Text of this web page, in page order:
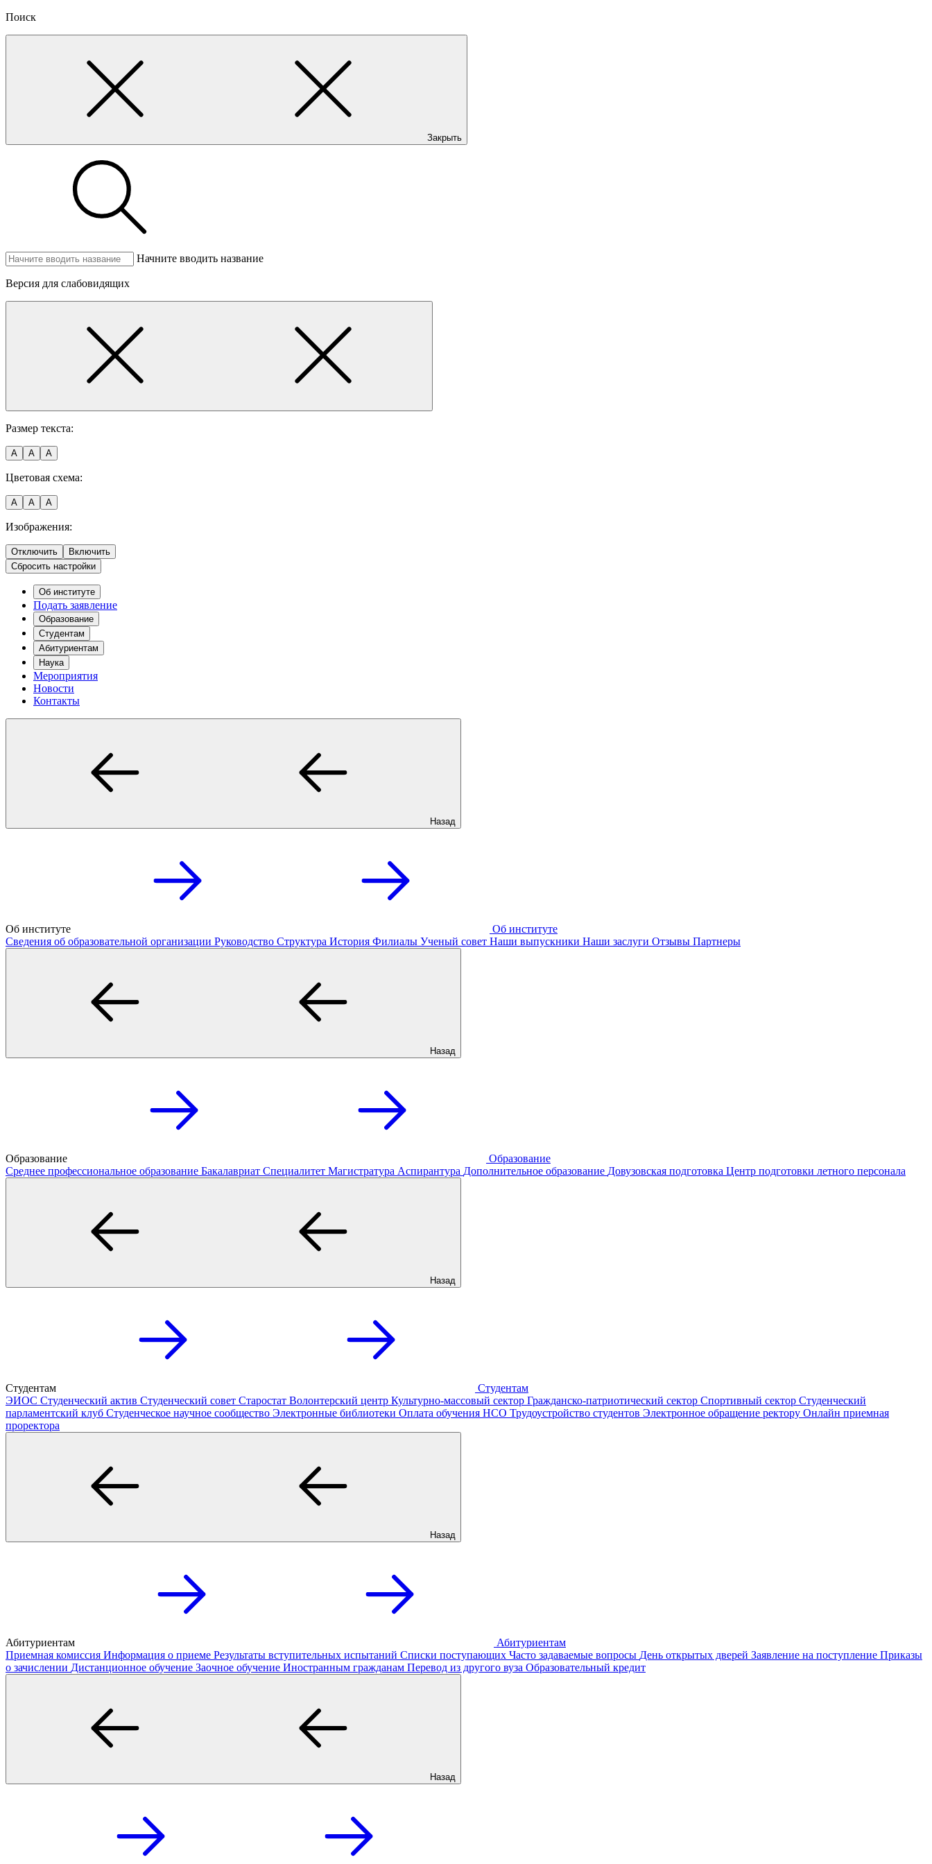
Поиск
Закрыть
Начните вводить название
Версия для слабовидящих
Размер текста:
A A A
Цветовая схема:
A A A
Изображения:
Отключить
Включить
Сбросить настройки
Об институте
Подать заявление
Образование
Студентам
Абитуриентам
Наука
Мероприятия
Новости
Контакты
Назад
Об институте
Об институте
Сведения об образовательной организации Руководство Структура История Филиалы Ученый совет Наши выпускники Наши заслуги Отзывы Партнеры
Назад
Образование
Образование
Среднее профессиональное образование Бакалавриат Специалитет Магистратура Аспирантура Дополнительное образование Довузовская подготовка Центр подготовки летного персонала
Назад
Студентам
Студентам
ЭИОС Студенческий актив Студенческий совет Старостат Волонтерский центр Культурно-массовый сектор Гражданско-патриотический сектор Спортивный сектор Студенческий
парламентский клуб Студенческое научное сообщество Электронные библиотеки Оплата обучения НСО Трудоустройство студентов Электронное обращение ректору Онлайн приемная
проректора
Назад
Абитуриентам
Абитуриентам
Приемная комиссия Информация о приеме Результаты вступительных испытаний Списки поступающих Часто задаваемые вопросы День открытых дверей Заявление на поступление Приказы
о зачислении Дистанционное обучение Заочное обучение Иностранным гражданам Перевод из другого вуза Образовательный кредит
Назад